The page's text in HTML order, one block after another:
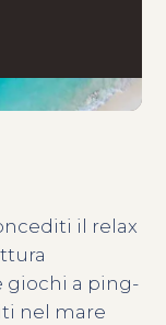
il relax
giochi a ping-
nel mare